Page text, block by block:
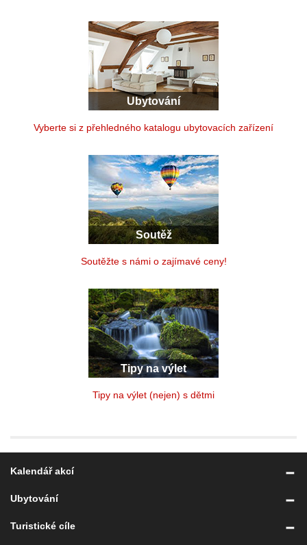
Ubytování
Vyberte si z přehledného katalogu ubytovacích zařízení
Soutěž
Soutěžte s námi o zajímavé ceny!
Tipy na výlet
Tipy na výlet (nejen) s dětmi
Kalendář akcí
Ubytování
Turistické cíle